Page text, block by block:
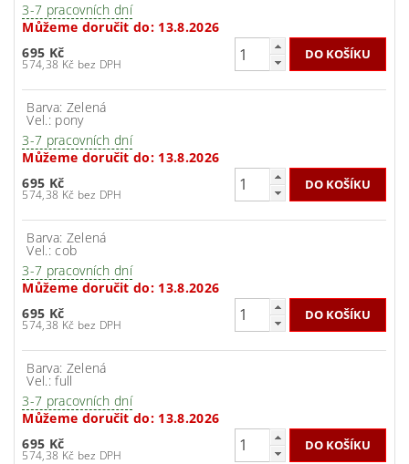
3-7 pracovních dní
Můžeme doručit do: 13.8.2026
695 Kč
574,38 Kč bez DPH
Barva: Zelená
Vel.: pony
3-7 pracovních dní
Můžeme doručit do: 13.8.2026
695 Kč
574,38 Kč bez DPH
Barva: Zelená
Vel.: cob
3-7 pracovních dní
Můžeme doručit do: 13.8.2026
695 Kč
574,38 Kč bez DPH
Barva: Zelená
Vel.: full
3-7 pracovních dní
Můžeme doručit do: 13.8.2026
695 Kč
574,38 Kč bez DPH